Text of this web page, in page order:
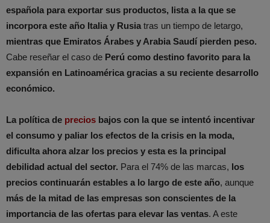
española para exportar sus productos, lista a la que se
incorpora este año Italia y Rusia tras un tiempo de letargo,
mientras que Emiratos Árabes y Arabia Saudí pierden peso.
Cabe reseñar el caso de Perú como destino favorito para la
expansión en Latinoamérica gracias a su reciente desarrollo
económico.
La política de precios bajos con la que se intentó incentivar
el consumo y paliar los efectos de la crisis en la moda,
dificulta ahora alzar los precios y esta es la principal
debilidad actual del sector. Para el 74% de las marcas, los
precios continuarán estables a lo largo de este año, aunque
más de la mitad de las empresas son conscientes de la
importancia de las ofertas para elevar las ventas. A este